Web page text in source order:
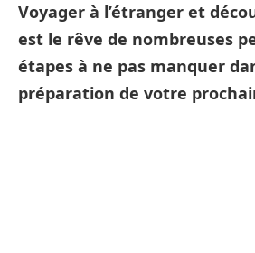
Voyager à l’étranger et
est le rêve de nombreuses
étapes à ne pas manquer
préparation de votre